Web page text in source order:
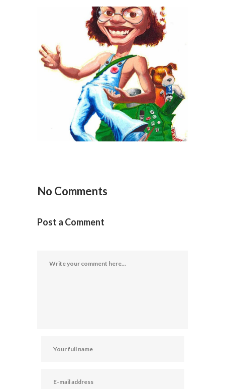
Eu
Pessoas
No Comments
Post a Comment